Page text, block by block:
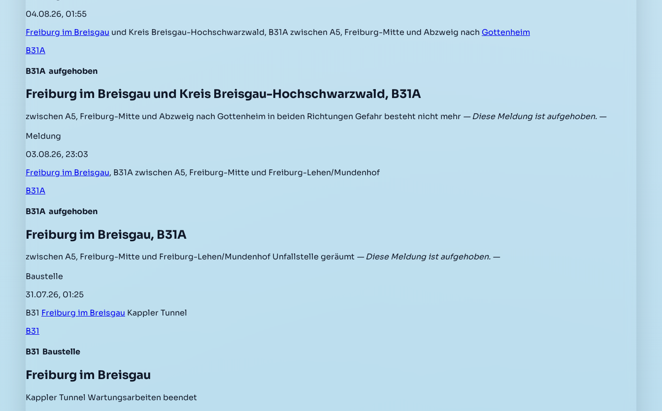
04.08.26, 01:55
Freiburg im Breisgau und Kreis Breisgau-Hochschwarzwald, B31A zwischen A5, Freiburg-Mitte und Abzweig nach Gottenheim
B31A
B31A aufgehoben
Freiburg im Breisgau und Kreis Breisgau-Hochschwarzwald, B31A
zwischen A5, Freiburg-Mitte und Abzweig nach Gottenheim in beiden Richtungen Gefahr besteht nicht mehr — Diese Meldung ist aufgehoben. —
Meldung
03.08.26, 23:03
Freiburg im Breisgau, B31A zwischen A5, Freiburg-Mitte und Freiburg-Lehen/Mundenhof
B31A
B31A aufgehoben
Freiburg im Breisgau, B31A
zwischen A5, Freiburg-Mitte und Freiburg-Lehen/Mundenhof Unfallstelle geräumt — Diese Meldung ist aufgehoben. —
Baustelle
31.07.26, 01:25
B31 Freiburg im Breisgau Kappler Tunnel
B31
B31 Baustelle
Freiburg im Breisgau
Kappler Tunnel Wartungsarbeiten beendet